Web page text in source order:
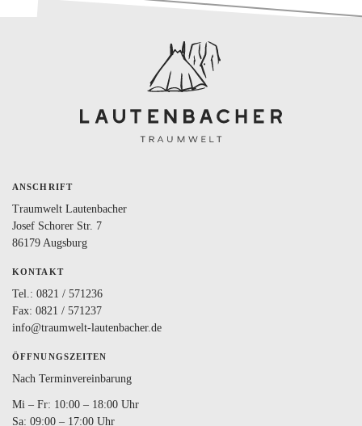
ANSCHRIFT
Traumwelt Lautenbacher
Josef Schorer Str. 7
86179 Augsburg
KONTAKT
Tel.: 0821 / 571236
Fax: 0821 / 571237
info@traumwelt-lautenbacher.de
ÖFFNUNGSZEITEN
Nach Terminvereinbarung
Mi – Fr: 10:00 – 18:00 Uhr
Sa: 09:00 – 17:00 Uhr